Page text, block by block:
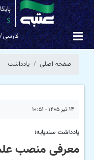
فارسی
صفحه اصلی یادداشت
۱۴ تیر ۱۴۰۵ - ۱۰:۵۱
یادداشت سندپایه؛
معرفی منصب